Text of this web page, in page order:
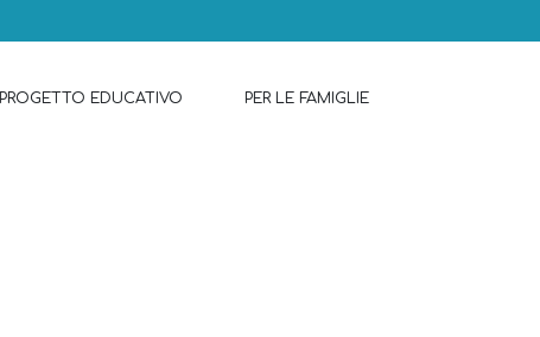
PROGETTO EDUCATIVO PER LE FAMIGLIE